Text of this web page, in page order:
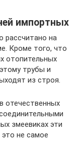
импортных
рассчитано на
Кроме того, что
отопительных
трубы и
из строя.
отечественных
змеевиках эти
не самое